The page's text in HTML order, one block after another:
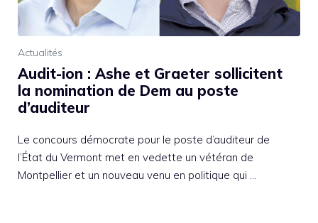
Actualités
Audit-ion : Ashe et Graeter sollicitent
la nomination de Dem au poste
d’auditeur
Le concours démocrate pour le poste d’auditeur de
l’État du Vermont met en vedette un vétéran de
Montpellier et un nouveau venu en politique qui …